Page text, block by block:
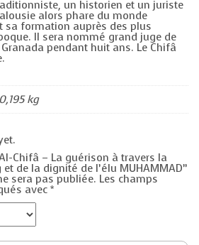
un historien et un juriste
alors phare du monde
sa formation auprès des plus
Il sera nommé grand juge de
pendant huit ans. Le Chifâ
0,195 kg
Chifâ – La guérison à travers la
de la dignité de l’élu MUHAMMAD”
sera pas publiée. Les champs
avec *